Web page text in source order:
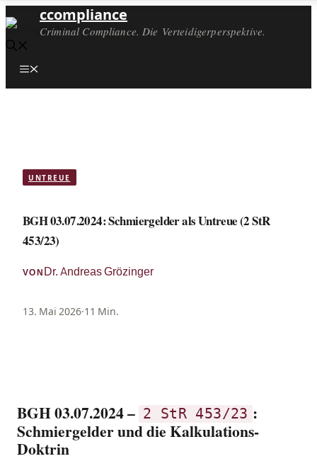
ccompliance
Criminal Compliance. Die Verteidigerperspektive.
Menü
UNTREUE
BGH 03.07.2024: Schmiergelder als Untreue (2 StR
453/23)
VON Dr. Andreas Grözinger
13. Mai 2026·11 Min.
BGH 03.07.2024 – 2 StR 453/23 :
Schmiergelder und die Kalkulations-
Doktrin